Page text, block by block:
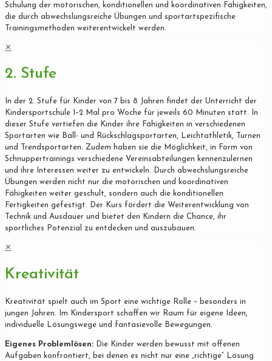
Schulung der motorischen, konditionellen und koordinativen Fähigkeiten,
die durch abwechslungsreiche Übungen und sportartspezifische
Trainingsmethoden weiterentwickelt werden.
✕
2. Stufe
In der 2. Stufe für Kinder von 7 bis 8 Jahren findet der Unterricht der
Kindersportschule 1–2 Mal pro Woche für jeweils 60 Minuten statt. In
dieser Stufe vertiefen die Kinder ihre Fähigkeiten in verschiedenen
Sportarten wie Ball- und Rückschlagsportarten, Leichtathletik, Turnen
und Trendsportarten. Zudem haben sie die Möglichkeit, in Form von
Schnuppertrainings verschiedene Vereinsabteilungen kennenzulernen
und ihre Interessen weiter zu entwickeln. Durch abwechslungsreiche
Übungen werden nicht nur die motorischen und koordinativen
Fähigkeiten weiter geschult, sondern auch die konditionellen
Fertigkeiten gefestigt. Der Kurs fördert die Weiterentwicklung von
Technik und Ausdauer und bietet den Kindern die Chance, ihr
sportliches Potenzial zu entdecken und auszubauen.
✕
Kreativität
Kreativität spielt auch im Sport eine wichtige Rolle – besonders in
jungen Jahren. Im Kindersport schaffen wir Raum für eigene Ideen,
individuelle Lösungswege und fantasievolle Bewegungen.
Eigenes Problemlösen: Die Kinder werden bewusst mit offenen
Aufgaben konfrontiert, bei denen es nicht nur eine „richtige“ Lösung